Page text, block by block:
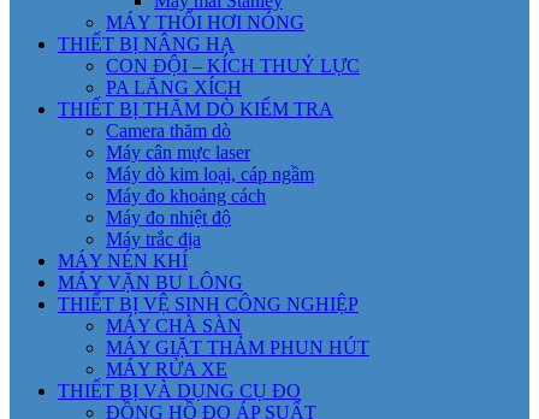
MÁY THỔI HƠI NÓNG
THIẾT BỊ NÂNG HẠ
CON ĐỘI – KÍCH THUỶ LỰC
PA LĂNG XÍCH
THIẾT BỊ THĂM DÒ KIỂM TRA
Camera thăm dò
Máy cân mực laser
Máy dò kim loại, cáp ngầm
Máy đo khoảng cách
Máy đo nhiệt độ
Máy trắc địa
MÁY NÉN KHÍ
MÁY VẶN BU LÔNG
THIẾT BỊ VỆ SINH CÔNG NGHIỆP
MÁY CHÀ SÀN
MÁY GIẶT THẢM PHUN HÚT
MÁY RỬA XE
THIẾT BỊ VÀ DỤNG CỤ ĐO
ĐỒNG HỒ ĐO ÁP SUẤT